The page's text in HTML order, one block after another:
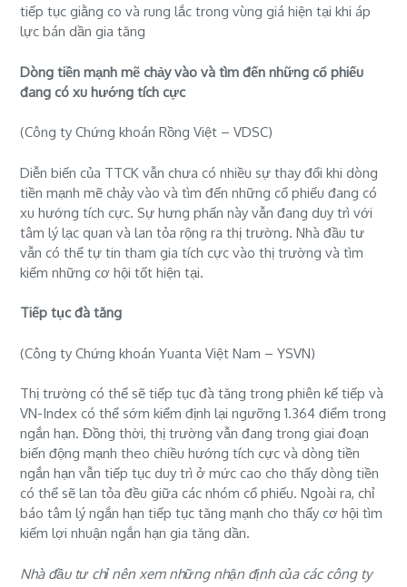
tiếp tục giằng co và rung lắc trong vùng giá hiện tại khi áp
lực bán dần gia tăng
Dòng tiền mạnh mẽ chảy vào và tìm đến những cổ phiếu
đang có xu hướng tích cực
(Công ty Chứng khoán Rồng Việt – VDSC)
Diễn biến của TTCK vẫn chưa có nhiều sự thay đổi khi dòng
tiền mạnh mẽ chảy vào và tìm đến những cổ phiếu đang có
xu hướng tích cực. Sự hưng phấn này vẫn đang duy trì với
tâm lý lạc quan và lan tỏa rộng ra thị trường. Nhà đầu tư
vẫn có thể tự tin tham gia tích cực vào thị trường và tìm
kiếm những cơ hội tốt hiện tại.
Tiếp tục đà tăng
(Công ty Chứng khoán Yuanta Việt Nam – YSVN)
Thị trường có thể sẽ tiếp tục đà tăng trong phiên kế tiếp và
VN-Index có thể sớm kiểm định lại ngưỡng 1.364 điểm trong
ngắn hạn. Đồng thời, thị trường vẫn đang trong giai đoạn
biến động mạnh theo chiều hướng tích cực và dòng tiền
ngắn hạn vẫn tiếp tục duy trì ở mức cao cho thấy dòng tiền
có thể sẽ lan tỏa đều giữa các nhóm cổ phiếu. Ngoài ra, chỉ
báo tâm lý ngắn hạn tiếp tục tăng mạnh cho thấy cơ hội tìm
kiếm lợi nhuận ngắn hạn gia tăng dần.
Nhà đầu tư chỉ nên xem những nhận định của các công ty